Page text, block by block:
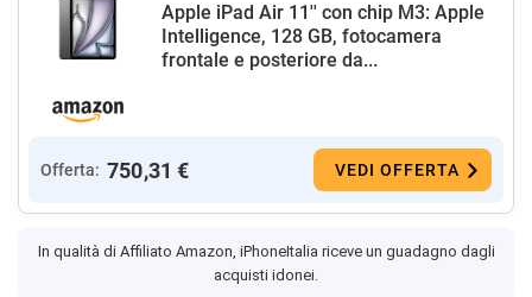
Apple iPad Air 11'' con chip M3: Apple
Intelligence, 128 GB, fotocamera
frontale e posteriore da...
Offerta: 750,31 € VEDI OFFERTA
In qualità di Affiliato Amazon, iPhoneItalia riceve un guadagno dagli
acquisti idonei.